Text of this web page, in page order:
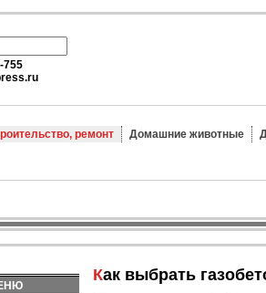
755
ремонт Домашние животные
Как выбрать